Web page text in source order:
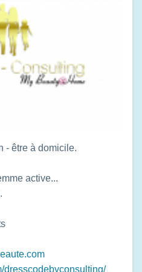
- être à domicile.
active...
dresscodebyconsulting/